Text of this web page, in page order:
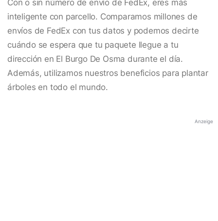
Con o sin número de envío de FedEx, eres más
inteligente con parcello. Comparamos millones de
envíos de FedEx con tus datos y podemos decirte
cuándo se espera que tu paquete llegue a tu
dirección en El Burgo De Osma durante el día.
Además, utilizamos nuestros beneficios para plantar
árboles en todo el mundo.
Anzeige